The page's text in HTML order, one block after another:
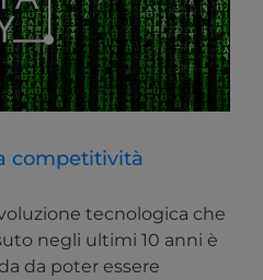
competitività
tecnologica che
negli ultimi 10 anni è
da poter essere